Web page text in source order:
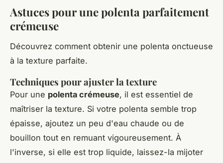
Astuces pour une polenta parfaitement
crémeuse
Découvrez comment obtenir une polenta onctueuse
à la texture parfaite.
Techniques pour ajuster la texture
Pour une polenta crémeuse, il est essentiel de
maîtriser la texture. Si votre polenta semble trop
épaisse, ajoutez un peu d'eau chaude ou de
bouillon tout en remuant vigoureusement. À
l'inverse, si elle est trop liquide, laissez-la mijoter